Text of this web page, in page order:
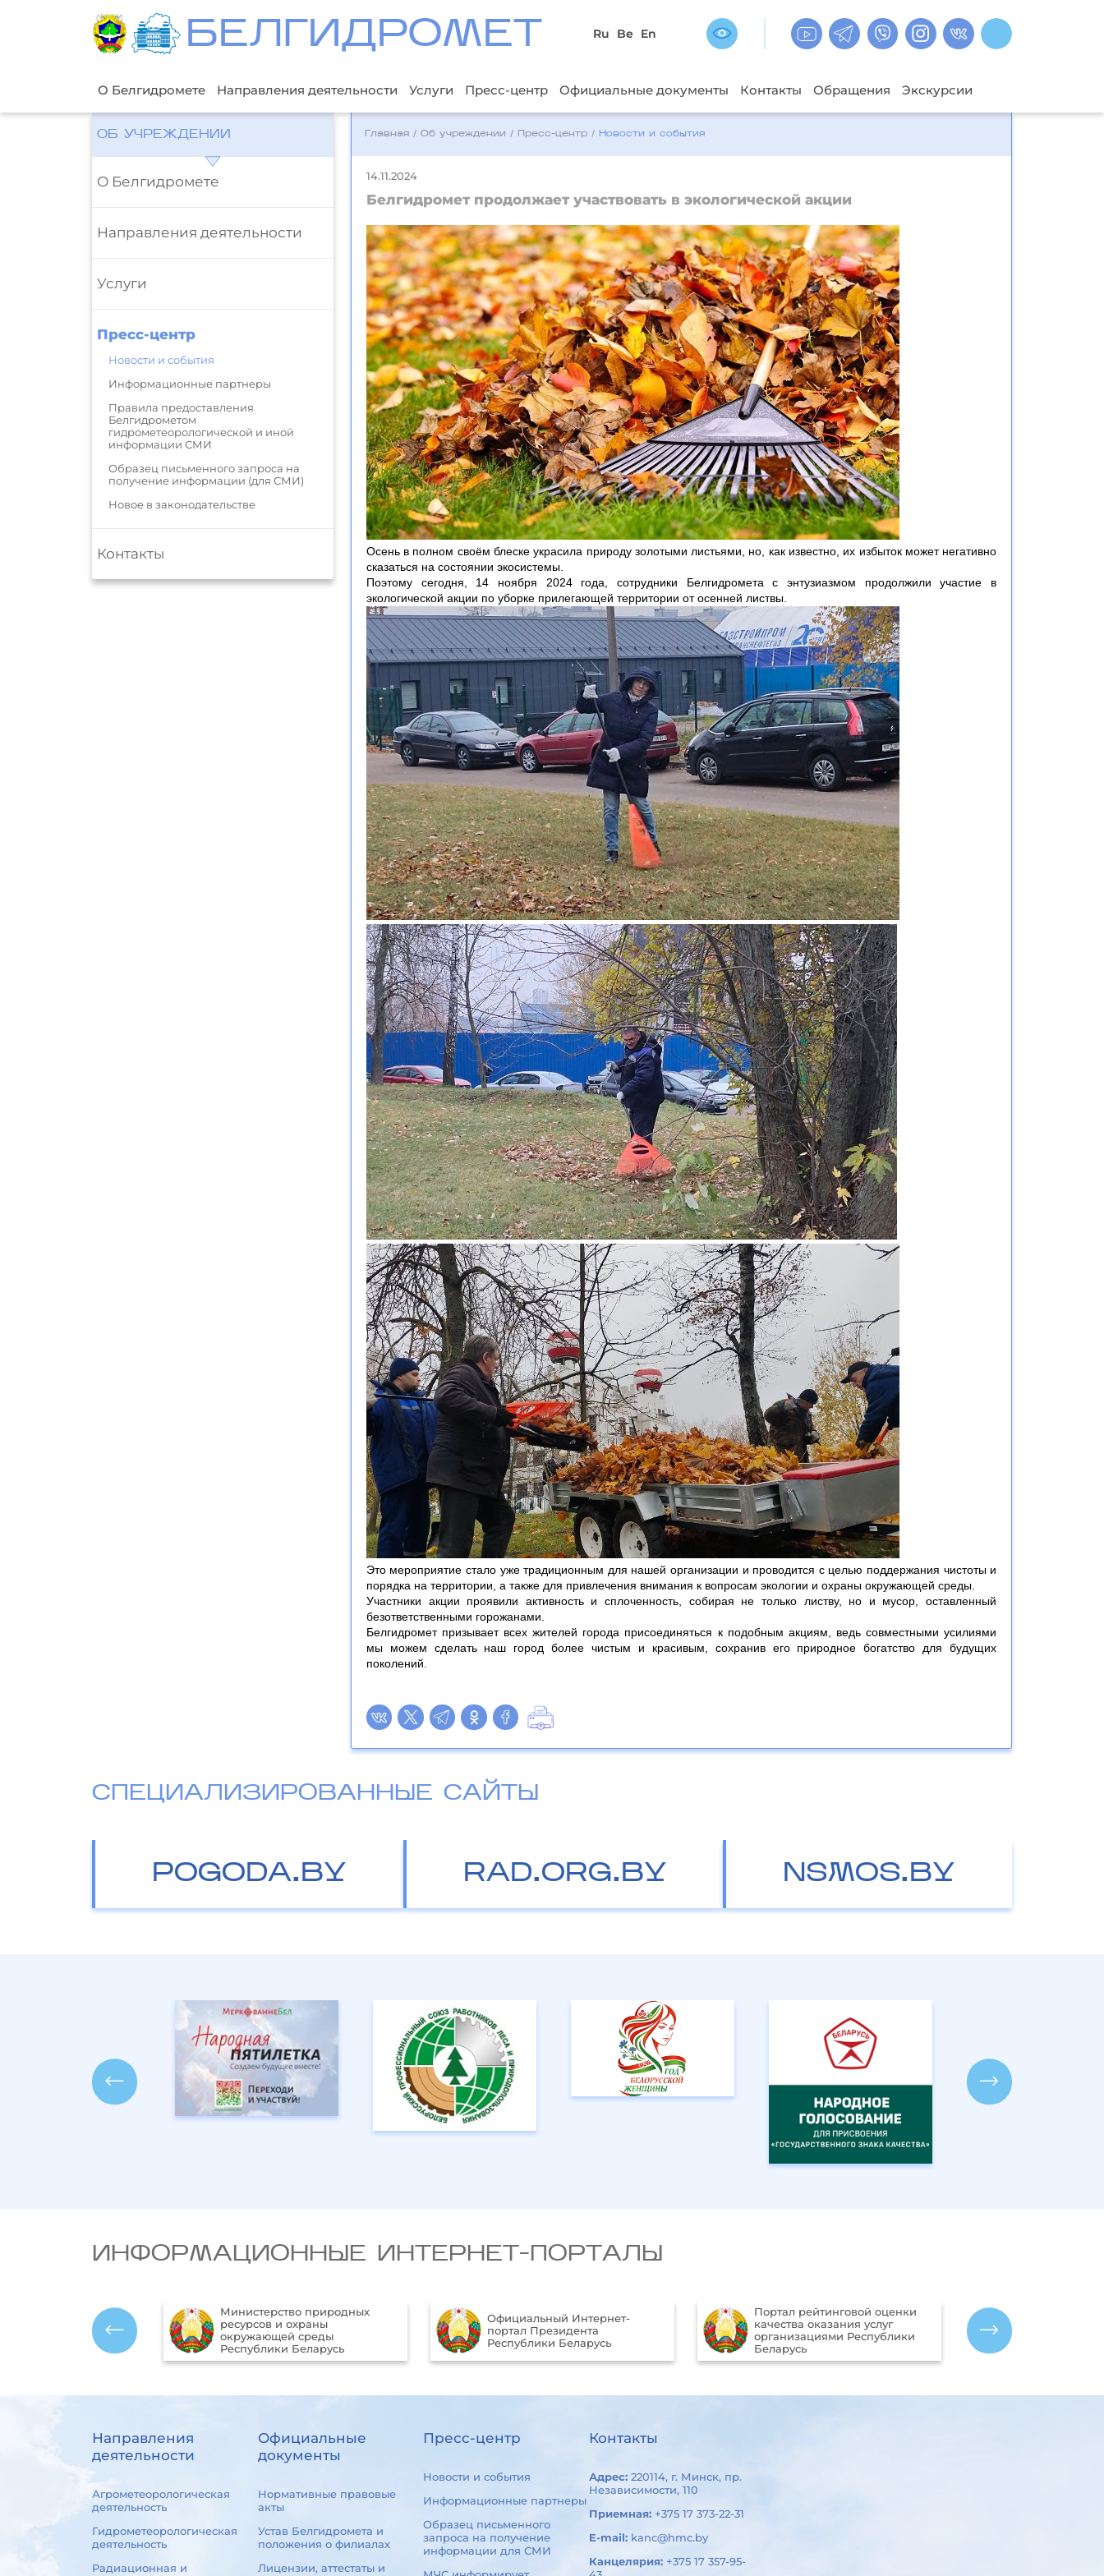
БЕЛГИДРОМЕТ Ru Be En
О Белгидромете Направления деятельности Услуги Пресс-центр Официальные документы Контакты Обращения Экскурсии
ОБ УЧРЕЖДЕНИИ
О Белгидромете
Направления деятельности
Услуги
Пресс-центр
Новости и события
Информационные партнеры
Правила предоставления
Белгидрометом
гидрометеорологической и иной
информации СМИ
Образец письменного запроса на
получение информации (для СМИ)
Новое в законодательстве
Контакты
Главная /Об учреждении / Пресс-центр / Новости и события
14.11.2024
Белгидромет продолжает участвовать в экологической акции
Осень в полном своём блеске украсила природу золотыми листьями, но, как известно, их избыток может негативно
сказаться на состоянии экосистемы.
Поэтому сегодня, 14 ноября 2024 года, сотрудники Белгидромета с энтузиазмом продолжили участие в
экологической акции по уборке прилегающей территории от осенней листвы.
Это мероприятие стало уже традиционным для нашей организации и проводится с целью поддержания чистоты и
порядка на территории, а также для привлечения внимания к вопросам экологии и охраны окружающей среды.
Участники акции проявили активность и сплоченность, собирая не только листву, но и мусор, оставленный
безответственными горожанами.
Белгидромет призывает всех жителей города присоединяться к подобным акциям, ведь совместными усилиями
мы можем сделать наш город более чистым и красивым, сохранив его природное богатство для будущих
поколений.
СПЕЦИАЛИЗИРОВАННЫЕ САЙТЫ
POGODA.BY RAD.ORG.BY NSMOS.BY
ИНФОРМАЦИОННЫЕ ИНТЕРНЕТ-ПОРТАЛЫ
правовой
портал Республики
Министерство природных
ресурсов и охраны
окружающей среды
Республики Беларусь
Официальный Интернет-
портал Президента
Республики Беларусь
Портал рейтинговой оценки
качества оказания услуг
организациями Республики
Беларусь
Направления
деятельности
Агрометеорологическая
деятельность
Гидрометеорологическая
деятельность
Радиационная и
Официальные
документы
Нормативные правовые
акты
Устав Белгидромета и
положения о филиалах
Лицензии, аттестаты и
Пресс-центр
Новости и события
Информационные партнеры
Образец письменного
запроса на получение
информации для СМИ
Контакты
Адрес:220114, г. Минск, пр.
Независимости, 110
Приемная:+375 17 373-22-31
E-mail: kanc@hmc.by
Канцелярия:+375 17 357-95-